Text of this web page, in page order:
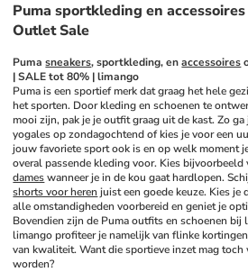
Puma sportkleding en
Outlet Sale
Puma sneakers, sportkleding, en accessoires
| SALE tot 80% | limango
Puma is een sportief merk dat graag het hele
het sporten. Door kleding en schoenen te
mooi zijn, pak je je outfit graag uit de kast. Zo
yogales op zondagochtend of kies je voor een
jouw favoriete sport ook is en op welk moment
overal passende kleding voor. Kies
dames
shorts voor heren juist een goede keuze. Kies je
alle omstandigheden voorbereid en geniet je
Bovendien zijn de Puma outfits en schoenen
limango profiteer je namelijk van flinke
van kwaliteit. Want die sportieve inzet mag
worden?